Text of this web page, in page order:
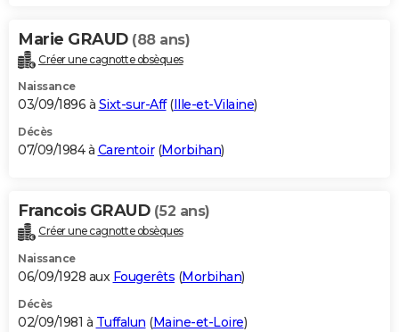
Marie GRAUD (88 ans)
Créer une cagnotte obsèques
Naissance
03/09/1896 à Sixt-sur-Aff(Ille-et-Vilaine)
Décès
07/09/1984 à Carentoir(Morbihan)
Francois GRAUD (52 ans)
Créer une cagnotte obsèques
Naissance
06/09/1928 aux Fougerêts (Morbihan)
Décès
02/09/1981 à Tuffalun (Maine-et-Loire)